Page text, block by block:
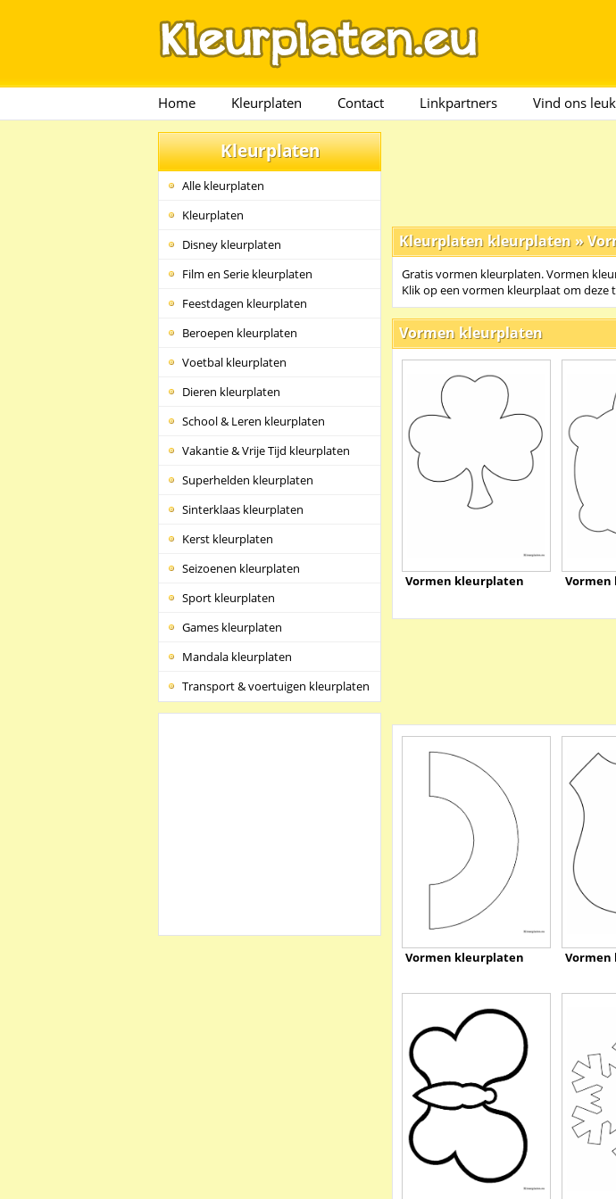
Home Kleurplaten Contact Linkpartners Vind ons
Kleurplaten
Alle kleurplaten
Kleurplaten
Disney kleurplaten
Film en Serie kleurplaten
Feestdagen kleurplaten
Beroepen kleurplaten
Voetbal kleurplaten
Dieren kleurplaten
School & Leren kleurplaten
Vakantie & Vrije Tijd kleurplaten
Superhelden kleurplaten
Sinterklaas kleurplaten
Kerst kleurplaten
Seizoenen kleurplaten
Sport kleurplaten
Games kleurplaten
Mandala kleurplaten
Transport & voertuigen kleurplaten
Kleurplaten kleurplaten »
Gratis vormen kleurplaten. Vormen
Klik op een vormen kleurplaat om
Vormen kleurplaten
Vormen kleurplaten
Vormen kleurplaten